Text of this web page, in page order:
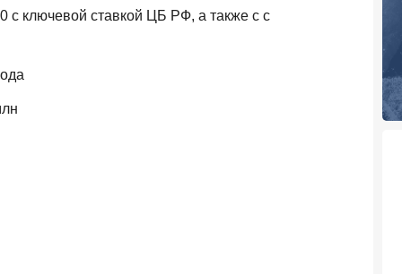
с ключевой ставкой ЦБ РФ, а также с с